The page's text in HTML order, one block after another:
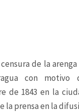
de la arenga
con motivo
de 1843 en la
la prensa en la